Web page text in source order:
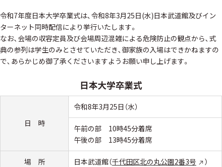
令和7年度日本大学卒業式は、令和8年3月25日(水)日本武道館及びイン
ターネット同時配信により挙行いたします。
なお、会場の収容定員及び会場周辺混雑による危険防止の観点から、式
典の参列は学生のみとさせていただき、御家族の入場はできかねますの
で、あらかじめ御了承くださいますようお願い申し上げます。
日本大学卒業式
日 時
令和8年3月25日（水）
午前の部 10時45分着席
午後の部 13時45分着席
場 所 日本武道館（千代田区北の丸公園2番3号 ）